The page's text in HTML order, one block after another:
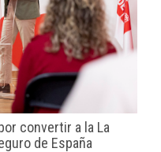
convertir a la La
de España